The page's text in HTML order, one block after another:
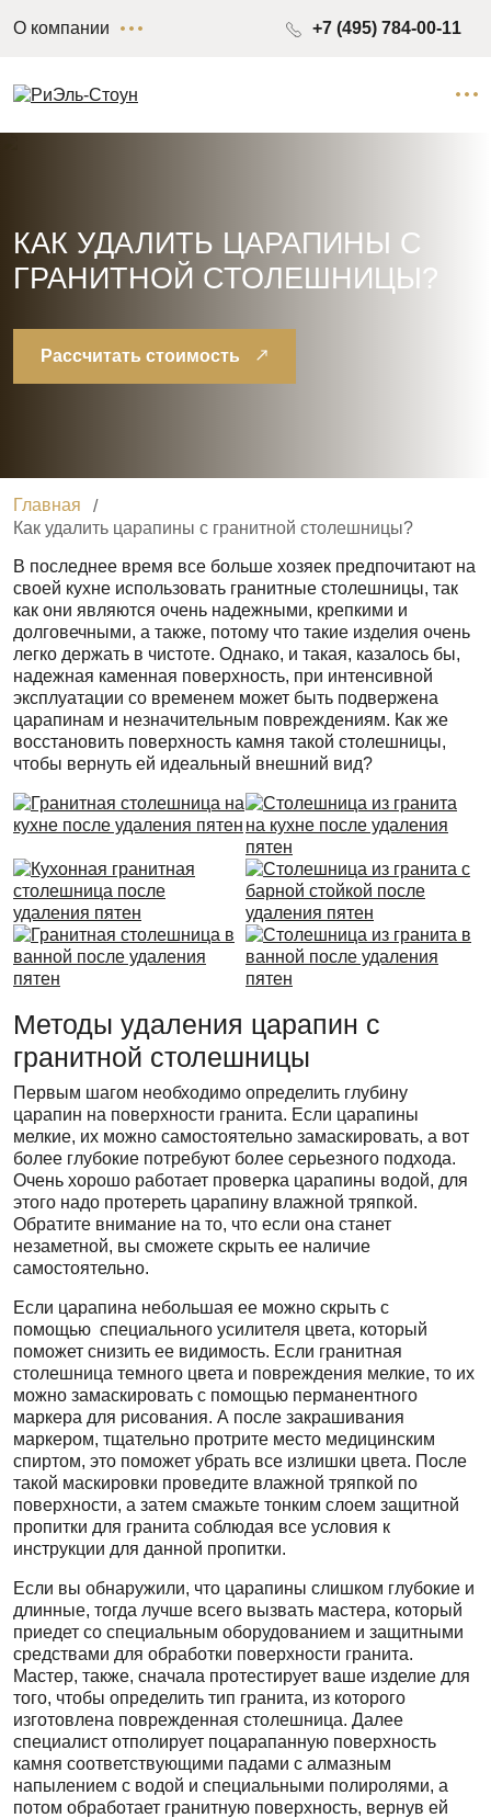
О компании +7 (495) 784-00-11
КАК УДАЛИТЬ ЦАРАПИНЫ С
ГРАНИТНОЙ СТОЛЕШНИЦЫ?
Рассчитать стоимость
Главная
Как удалить царапины с гранитной столешницы?
В последнее время все больше хозяек предпочитают на
своей кухне использовать гранитные столешницы, так
как они являются очень надежными, крепкими и
долговечными, а также, потому что такие изделия очень
легко держать в чистоте. Однако, и такая, казалось бы,
надежная каменная поверхность, при интенсивной
эксплуатации со временем может быть подвержена
царапинам и незначительным повреждениям. Как же
восстановить поверхность камня такой столешницы,
чтобы вернуть ей идеальный внешний вид?
Методы удаления царапин с
гранитной столешницы
Первым шагом необходимо определить глубину
царапин на поверхности гранита. Если царапины
мелкие, их можно самостоятельно замаскировать, а вот
более глубокие потребуют более серьезного подхода.
Очень хорошо работает проверка царапины водой, для
этого надо протереть царапину влажной тряпкой.
Обратите внимание на то, что если она станет
незаметной, вы сможете скрыть ее наличие
самостоятельно.
Если царапина небольшая ее можно скрыть с
помощью специального усилителя цвета, который
поможет снизить ее видимость. Если гранитная
столешница темного цвета и повреждения мелкие, то их
можно замаскировать с помощью перманентного
маркера для рисования. А после закрашивания
маркером, тщательно протрите место медицинским
спиртом, это поможет убрать все излишки цвета. После
такой маскировки проведите влажной тряпкой по
поверхности, а затем смажьте тонким слоем защитной
пропитки для гранита соблюдая все условия к
инструкции для данной пропитки.
Если вы обнаружили, что царапины слишком глубокие и
длинные, тогда лучше всего вызвать мастера, который
приедет со специальным оборудованием и защитными
средствами для обработки поверхности гранита.
Мастер, также, сначала протестирует ваше изделие для
того, чтобы определить тип гранита, из которого
изготовлена поврежденная столешница. Далее
специалист отполирует поцарапанную поверхность
камня соответствующими падами с алмазным
напылением с водой и специальными полиролями, а
потом обработает гранитную поверхность, вернув ей